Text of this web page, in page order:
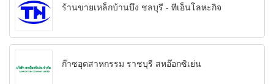
ร้านขายเหล็กบ้านบึง ชลบุรี - ทีเอ็นโลหะกิจ
ก๊าซอุตสาหกรรม ราชบุรี สหอ๊อกซิเย่น